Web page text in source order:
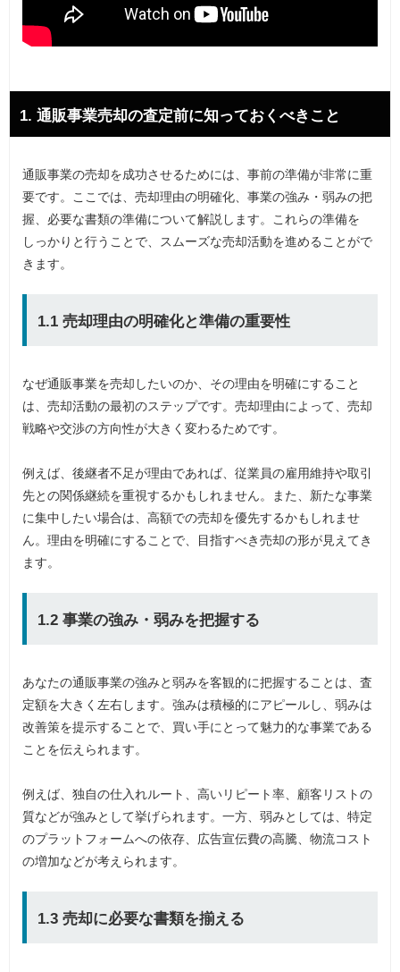
1. 通販事業売却の査定前に知っておくべきこと
通販事業の売却を成功させるためには、事前の準備が非常に重
要です。ここでは、売却理由の明確化、事業の強み・弱みの把
握、必要な書類の準備について解説します。これらの準備を
しっかりと行うことで、スムーズな売却活動を進めることがで
きます。
1.1 売却理由の明確化と準備の重要性
なぜ通販事業を売却したいのか、その理由を明確にすること
は、売却活動の最初のステップです。売却理由によって、売却
戦略や交渉の方向性が大きく変わるためです。
例えば、後継者不足が理由であれば、従業員の雇用維持や取引
先との関係継続を重視するかもしれません。また、新たな事業
に集中したい場合は、高額での売却を優先するかもしれませ
ん。理由を明確にすることで、目指すべき売却の形が見えてき
ます。
1.2 事業の強み・弱みを把握する
あなたの通販事業の強みと弱みを客観的に把握することは、査
定額を大きく左右します。強みは積極的にアピールし、弱みは
改善策を提示することで、買い手にとって魅力的な事業である
ことを伝えられます。
例えば、独自の仕入れルート、高いリピート率、顧客リストの
質などが強みとして挙げられます。一方、弱みとしては、特定
のプラットフォームへの依存、広告宣伝費の高騰、物流コスト
の増加などが考えられます。
1.3 売却に必要な書類を揃える